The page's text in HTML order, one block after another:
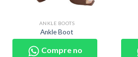
ANKLE BOOTS
Ankle Boot
Compre no